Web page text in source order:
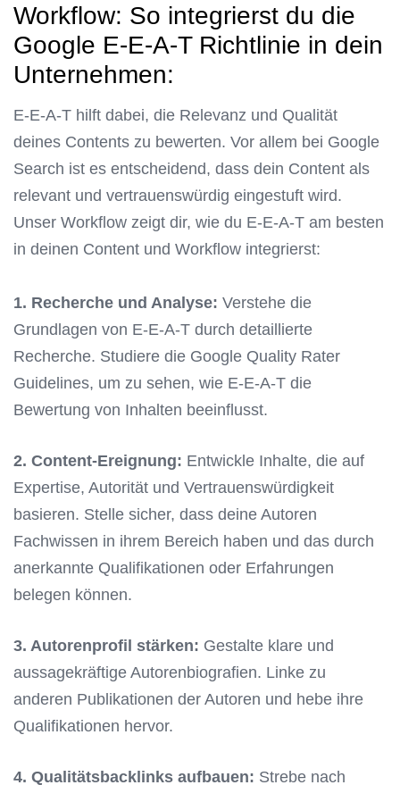
Workflow: So integrierst du die
Google E-E-A-T Richtlinie in dein
Unternehmen:
E-E-A-T hilft dabei, die Relevanz und Qualität
deines Contents zu bewerten. Vor allem bei Google
Search ist es entscheidend, dass dein Content als
relevant und vertrauenswürdig eingestuft wird.
Unser Workflow zeigt dir, wie du E-E-A-T am besten
in deinen Content und Workflow integrierst:
1. Recherche und Analyse: Verstehe die
Grundlagen von E-E-A-T durch detaillierte
Recherche. Studiere die Google Quality Rater
Guidelines, um zu sehen, wie E-E-A-T die
Bewertung von Inhalten beeinflusst.
2. Content-Ereignung: Entwickle Inhalte, die auf
Expertise, Autorität und Vertrauenswürdigkeit
basieren. Stelle sicher, dass deine Autoren
Fachwissen in ihrem Bereich haben und das durch
anerkannte Qualifikationen oder Erfahrungen
belegen können.
3. Autorenprofil stärken: Gestalte klare und
aussagekräftige Autorenbiografien. Linke zu
anderen Publikationen der Autoren und hebe ihre
Qualifikationen hervor.
4. Qualitätsbacklinks aufbauen: Strebe nach